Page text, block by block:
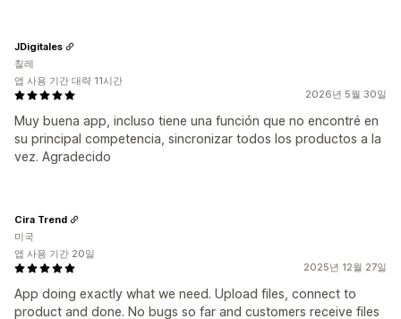
2026년 5월 30일
Muy buena app, incluso tiene una función que no encontré en
su principal competencia, sincronizar todos los productos a la
vez. Agradecido
JDigitales
칠레
앱 사용 기간 대략 11시간
2025년 12월 27일
App doing exactly what we need. Upload files, connect to
product and done. No bugs so far and customers receive files
Cira Trend
미국
앱 사용 기간 20일